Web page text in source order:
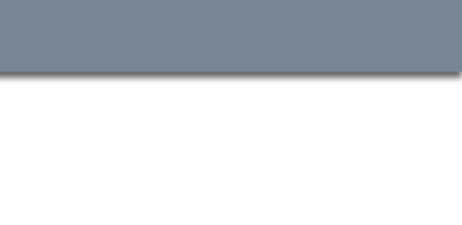
работы и контакты